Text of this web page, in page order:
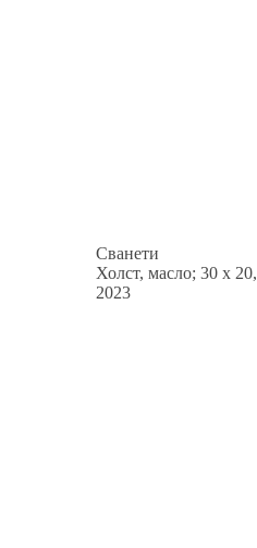
Сванети
Холст, масло; 30 x 20,
2023